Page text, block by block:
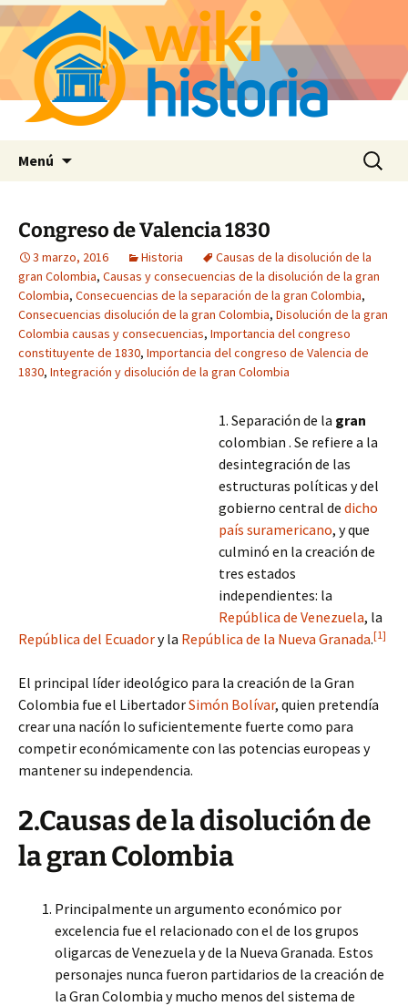
Menú Buscar:
Congreso de Valencia 1830
3 marzo, 2016 Historia
Causas de la disolución de la
gran Colombia, Causas y consecuencias de la disolución de la gran
Colombia, Consecuencias de la separación de la gran Colombia,
Consecuencias disolución de la gran Colombia, Disolución de la gran
Colombia causas y consecuencias, Importancia del congreso
constituyente de 1830, Importancia del congreso de Valencia de
1830, Integración y disolución de la gran Colombia
1. Separación de la gran
colombian . Se refiere a la
desintegración de las
estructuras políticas y del
gobierno central de dicho
país suramericano, y que
culminó en la creación de
tres estados
independientes: la
República de Venezuela, la
República del Ecuadory la República de la Nueva Granada.[1]
El principal líder ideológico para la creación de la Gran
Colombia fue el LibertadorSimón Bolívar, quien pretendía
crear una nacíón lo suficientemente fuerte como para
competir económicamente con las potencias europeas y
mantener su independencia.
2.Causas de la disolución de
la gran Colombia
Principalmente un argumento económico por
excelencia fue el relacionado con el de los grupos
oligarcas de Venezuela y de la Nueva Granada. Estos
personajes nunca fueron partidarios de la creación de
la Gran Colombia y mucho menos del sistema de